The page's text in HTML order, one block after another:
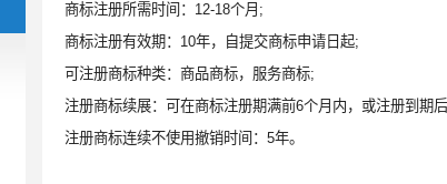
商标注册所需时间：12-18个月;
商标注册有效期：10年，自提交商标申请日起;
可注册商标种类：商品商标，服务商标;
注册商标续展：可在商标注册期满前6个月内，或注册到期
注册商标连续不使用撤销时间：5年。